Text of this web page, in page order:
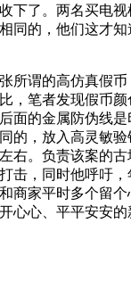
下了。两名买电
同的，他们这才
所谓的高仿真假
，笔者发现假币
面的金属防伪线
的，放入高灵敏
右。负责该案的
击，同时他呼吁
商家平时多个留
心心、平平安安